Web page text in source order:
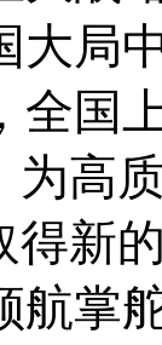
大局
全国
为高
得新
航掌